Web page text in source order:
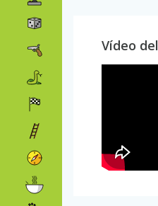
Vídeo